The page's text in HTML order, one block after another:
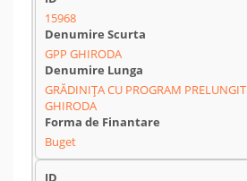
15968
GPP GHIRODA
GRĂDINIȚA CU PROGRAM PRELUNGIT
GHIRODA
Buget